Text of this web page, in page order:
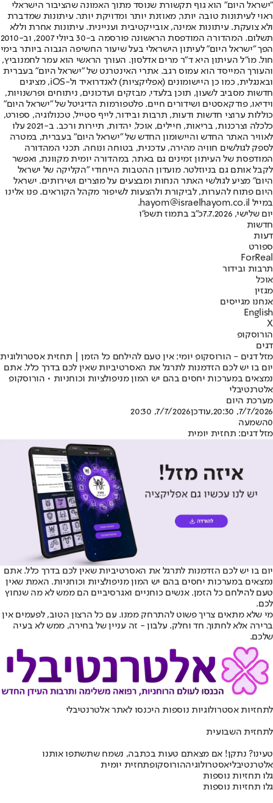
"ישראל היום" הוא גוף תקשורת שנוסד מתוך האמונה שהציבור הישראלי
ראוי לעיתונות טובה יותר, מאוזנת יותר ומדויקת יותר. עיתונות שמדברת
ולא צועקת. עיתונות אמינה, אובייקטיבית ועניינית. עיתונות אחרת וללא
תשלום. המהדורה המודפסת הראשונה פורסמה ב-30 ביולי 2007, וב-2010
הפך "ישראל היום" לעיתון הישראלי בעל שיעור החשיפה הגבוה ביותר בימי
חול. מו"ל העיתון היא ד"ר מרים אדלסון. העורך הראשי הוא עמר לחמנוביץ,
והעורך המייסד הוא עמוס רגב. אתרי האינטרנט של "ישראל היום" בעברית
ובאנגלית, כמו כן היישומונים (אפליקציות) לאנדרואיד ול-iOS, מציגים
חדשות מסביב לשעון, תוכן בלעדי, מבזקים ועדכונים, ניתוחים ופרשנויות,
וידיאו, פודקאסטים ושידורים חיים. פלטפורמות הדיגיטל של "ישראל היום"
כוללות ערוצי חדשות ודעות, תרבות ובידור, לייף סטייל, טכנולוגיה, ספורט,
כלכלה וצרכנות, בריאות, חיילים, אוכל, יהדות, תיירות ורכב. ב-2021 עלו
לאוויר האתר החדש והיישומון החדש של "ישראל היום" בעברית, במטרה
לספק לגולשים חוויה מהירה, עדכנית, בטוחה ונוחה. תכני המהדורה
המודפסת של העיתון זמינים גם באתר, במהדורה יומית מקוונת, ואפשר
לקבל אותם גם בניוזלטר. מועדון ההטבות הייחודי "הקליקה של ישראל
היום" מציע לגולשי האתר הנחות ומבצעים על מוצרים ושירותים. ישראל
היום פתוח להערות, לביקורת ולהצעות לשיפור מקהל הקוראים. פנו אלינו
במייל hayom@israelhayom.co.il.
יום שלישי, 7.7.2026
כ"ב בתמוז תשפ"ו
חדשות
דעות
ספורט
ForReal
תרבות ובידור
אוכל
מגזין
אנחנו מגייסים
English
X
הורוסקופ
דגים
מזל דגים - הורוסקופ יומי: אין טעם להילחם כל הזמן | תחזית אסטרולוגית
יום בו יש לכם הזדמנות לתרגל את האסרטיביות שאין לכם בדרך כלל. אתם
נמצאים במערכות יחסים בהם יש המון מניפולציות וכוחניות • הורוסקופ
אלטרנטיבלי
מערכת היום
7/7/2026, 20:30
,עודכן7/7/2026, 20:30
0השמעה
מזל דגים: תחזית יומית
יום בו יש לכם הזדמנות לתרגל את האסרטיביות שאין לכם בדרך כלל. אתם
נמצאים במערכות יחסים בהם יש המון מניפולציות וכוחניות. האמת שאין
טעם להילחם כל הזמן. אנשים כוחניים ואגרסיביים הם ממש לא מה שנחוץ
לכם.
מי שלא מתאים צריך פשוט להתרחק ממנו. עם כל הרצון הטוב, לפעמים אין
ברירה אלא לחתוך. חד וחלק. עלבון - זה עניין של בחירה, ממש לא בעיה
שלכם.
לתחזיות אסטרולוגיות נוספות היכנסו לאתר אלטרנטיבלי
לתחזית השבועית
טעינו? נתקן! אם מצאתם טעות בכתבה, נשמח שתשתפו אותנו
אלטרנטיבליאסטרולוגיההורוסקופתחזית יומית
גלו תחזיות נוספות
גלו תחזיות נוספות